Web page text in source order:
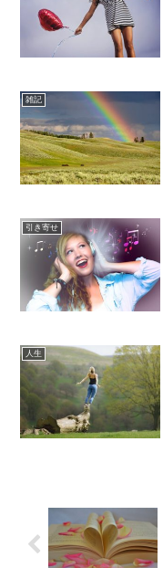
雑記
引き寄せ
人生